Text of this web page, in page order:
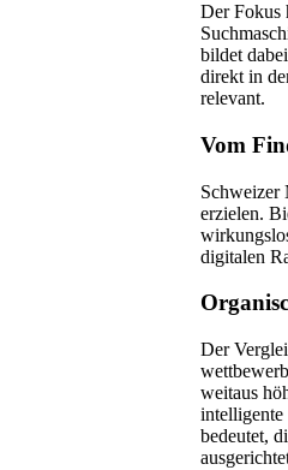
Der Fokus
bildet
direkt in
relevant.
Vom
Schweizer
erzielen.
digitalen
Der
weitaus
intelligente
bedeutet,